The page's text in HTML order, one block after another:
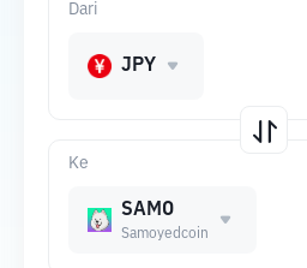
Ke
SAMO
Samoyedcoin
Dari
JPY